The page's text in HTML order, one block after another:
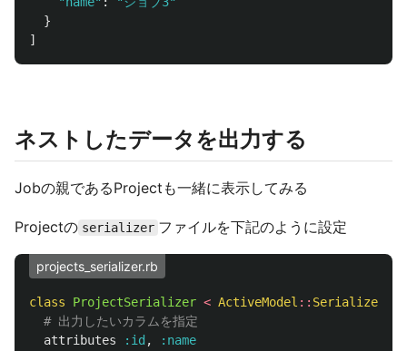
}
]
ネストしたデータを出力する
Jobの親であるProjectも一緒に表示してみる
Projectの serializer ファイルを下記のように設定
projects_serializer.rb
class ProjectSerializer < ActiveModel :: Serializer
# 出力したいカラムを指定
attributes
:id ,
:name